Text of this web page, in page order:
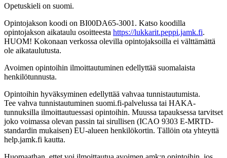
Opetuskieli on suomi.
Opintojakson koodi on BI00DA65-3001. Katso koodilla
opintojakson aikataulu osoitteesta https://lukkarit.peppi.jamk.fi.
HUOM! Kokonaan verkossa olevilla opintojaksoilla ei välttämättä
ole aikataulutusta.
Avoimen opintoihin ilmoittautuminen edellyttää suomalaista
henkilötunnusta.
Opintoihin hyväksyminen edellyttää vahvaa tunnistautumista.
Tee vahva tunnistautuminen suomi.fi-palvelussa tai HAKA-
tunnuksilla ilmoittautuessasi opintoihin. Muussa tapauksessa tarvitset
joko voimassa olevan passin tai sirullisen (ICAO 9303 E-MRTD-
standardin mukaisen) EU-alueen henkilökortin. Tällöin ota yhteyttä
help.jamk.fi kautta.